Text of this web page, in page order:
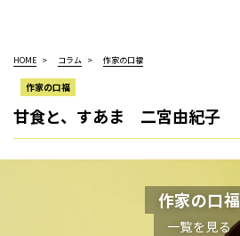
HOME コラム 作家の口福
作家の口福
甘食と、すあま 二宮由紀子
作家の口福
一覧を見る